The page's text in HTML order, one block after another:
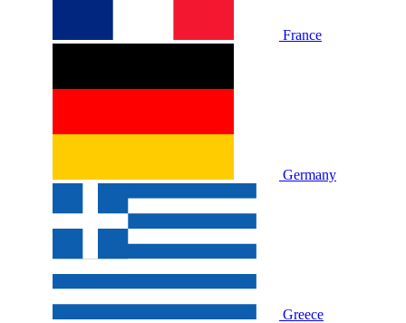
France
Germany
Greece